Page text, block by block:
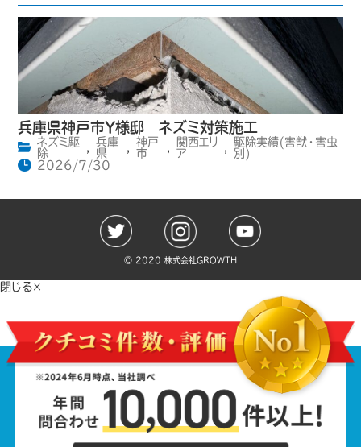
兵庫県神戸市Y様邸 ネズミ対策施工
ネズミ駆
除
兵庫
県
神戸
市
関西エリ
ア
駆除実績(害獣・害虫
別)
2026/7/30
©️ 2020 株式会社GROWTH
閉じる×